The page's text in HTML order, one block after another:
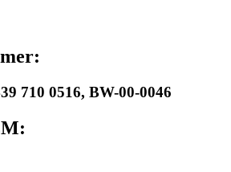
710 0516, BW-00-0046